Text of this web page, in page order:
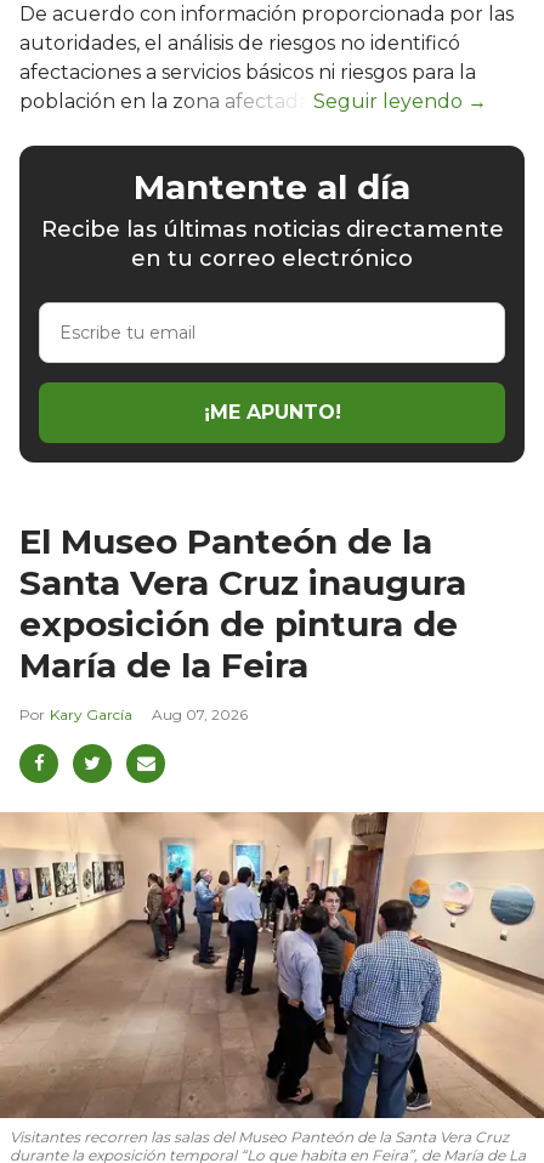
De acuerdo con información proporcionada por las
autoridades, el análisis de riesgos no identificó
afectaciones a servicios básicos ni riesgos para la
población en la zona afectada.
Mantente al día
Recibe las últimas noticias directamente
en tu correo electrónico
Escribe
email
¡ME APUNTO!
El Museo Panteón de la
Santa Vera Cruz inaugura
exposición de pintura de
María de la Feira
Kary García Aug 07, 2026
Visitantes recorren las salas del Museo Panteón de la Santa Vera Cruz
durante la exposición temporal “Lo que habita en Feira”, de María de La